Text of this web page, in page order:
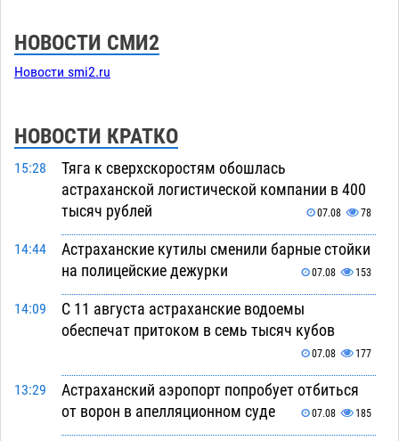
НОВОСТИ СМИ2
Новости smi2.ru
НОВОСТИ КРАТКО
15:28
Тяга к сверхскоростям обошлась
астраханской логистической компании в 400
тысяч рублей
07.08 78
14:44
Астраханские кутилы сменили барные стойки
на полицейские дежурки
07.08 153
14:09
С 11 августа астраханские водоемы
обеспечат притоком в семь тысяч кубов
07.08 177
13:29
Астраханский аэропорт попробует отбиться
от ворон в апелляционном суде
07.08 185